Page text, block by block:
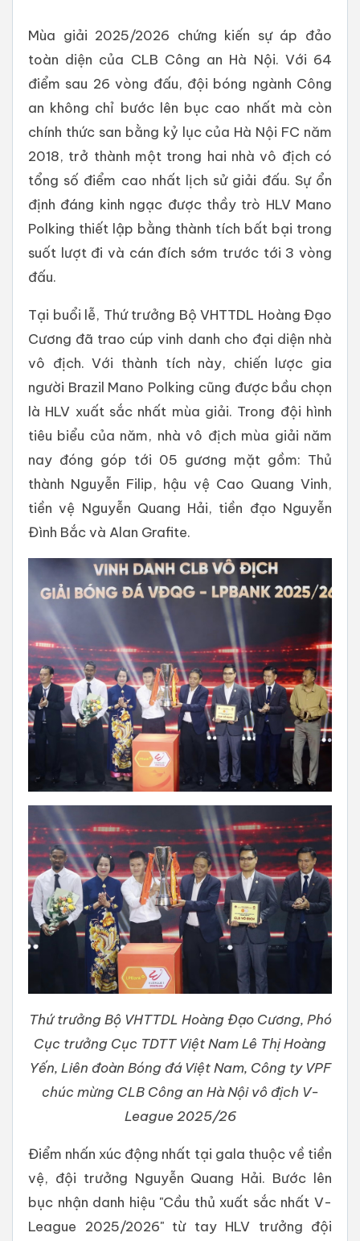
​Mùa giải 2025/2026 chứng kiến sự áp đảo
toàn diện của CLB Công an Hà Nội. Với 64
điểm sau 26 vòng đấu, đội bóng ngành Công
an không chỉ bước lên bục cao nhất mà còn
chính thức san bằng kỷ lục của Hà Nội FC năm
2018, trở thành một trong hai nhà vô địch có
tổng số điểm cao nhất lịch sử giải đấu. Sự ổn
định đáng kinh ngạc được thầy trò HLV Mano
Polking thiết lập bằng thành tích bất bại trong
suốt lượt đi và cán đích sớm trước tới 3 vòng
đấu.
Tại buổi lễ, Thứ trưởng Bộ VHTTDL Hoàng Đạo
Cương đã trao cúp vinh danh cho đại diện nhà
vô địch. Với thành tích này, chiến lược gia
người Brazil Mano Polking cũng được bầu chọn
là HLV xuất sắc nhất mùa giải. Trong đội hình
tiêu biểu của năm, nhà vô địch mùa giải năm
nay đóng góp tới 05 gương mặt gồm: Thủ
thành Nguyễn Filip, hậu vệ Cao Quang Vinh,
tiền vệ Nguyễn Quang Hải, tiền đạo Nguyễn
Đình Bắc và Alan Grafite.
Thứ trưởng Bộ VHTTDL Hoàng Đạo Cương, Phó
Cục trưởng Cục TDTT Việt Nam Lê Thị Hoàng
Yến, Liên đoàn Bóng đá Việt Nam, Công ty VPF
chúc mừng CLB Công an Hà Nội vô địch V-
League 2025/26
Điểm nhấn xúc động nhất tại gala thuộc về tiền
vệ, đội trưởng Nguyễn Quang Hải. Bước lên
bục nhận danh hiệu "Cầu thủ xuất sắc nhất V-
League 2025/2026" từ tay HLV trưởng đội